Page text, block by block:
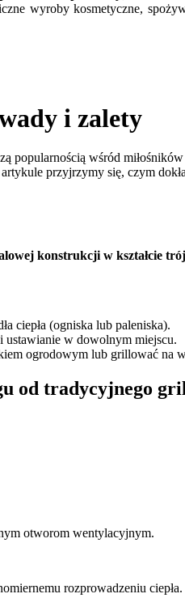
wyroby kosmetyczne,
i zalety
popularnością wśród
przyjrzymy się, czym
konstrukcji w kształcie
ciepła (ogniska lub paleniska).
ustawianie w dowolnym miejscu.
ogrodowym lub grillować na
od tradycyjnego
otworom wentylacyjnym.
rozprowadzeniu ciepła.